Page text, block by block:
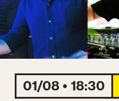
01/08 • 18:30